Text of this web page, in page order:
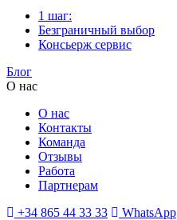
1 шаг:
Безграничный выбор
Консьерж сервис
Блог
О нас
О нас
Контакты
Команда
Отзывы
Работа
Партнерам
+34 865 44 33 33
WhatsApp